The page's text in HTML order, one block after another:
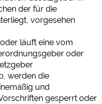
der für die
vorgesehen
läuft eine vom
oder
werden die
und
gesperrt oder